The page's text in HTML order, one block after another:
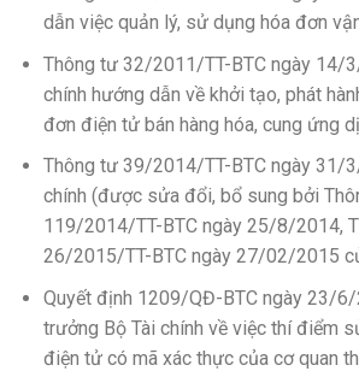
dẫn việc quản lý, sử dụng hóa đơn
Thông tư 32/2011/TT-BTC ngày 14/
chính hướng dẫn về khởi tạo, phát
đơn điện tử bán hàng hóa, cung ứng
Thông tư 39/2014/TT-BTC ngày 31/
chính (được sửa đổi, bổ sung bởi
119/2014/TT-BTC ngày 25/8/2014,
26/2015/TT-BTC ngày 27/02/2015
Quyết định 1209/QĐ-BTC ngày 23/
trưởng Bộ Tài chính về việc thí điểm
điện tử có mã xác thực của cơ quan